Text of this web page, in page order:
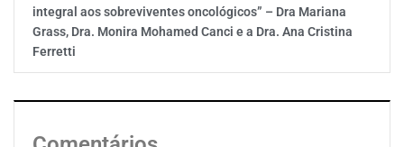
integral aos sobreviventes oncológicos” – Dra Mariana
Grass, Dra. Monira Mohamed Canci e a Dra. Ana Cristina
Ferretti